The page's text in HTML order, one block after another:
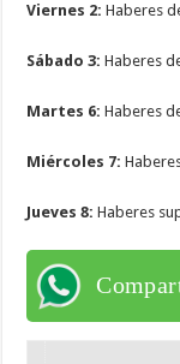
Viernes 2: Haberes
Sábado 3: Haberes
Martes 6: Haberes
Miércoles 7:
Jueves 8: Haberes